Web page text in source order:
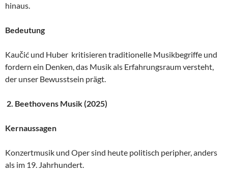
hinaus.
Bedeutung
Kaučić und Huber kritisieren traditionelle Musikbegriffe und
fordern ein Denken, das Musik als Erfahrungsraum versteht,
der unser Bewusstsein prägt.
2. Beethovens Musik (2025)
Kernaussagen
Konzertmusik und Oper sind heute politisch peripher, anders
als im 19. Jahrhundert.